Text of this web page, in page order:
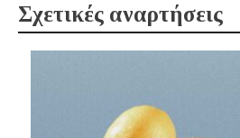
Σχετικές αναρτήσεις